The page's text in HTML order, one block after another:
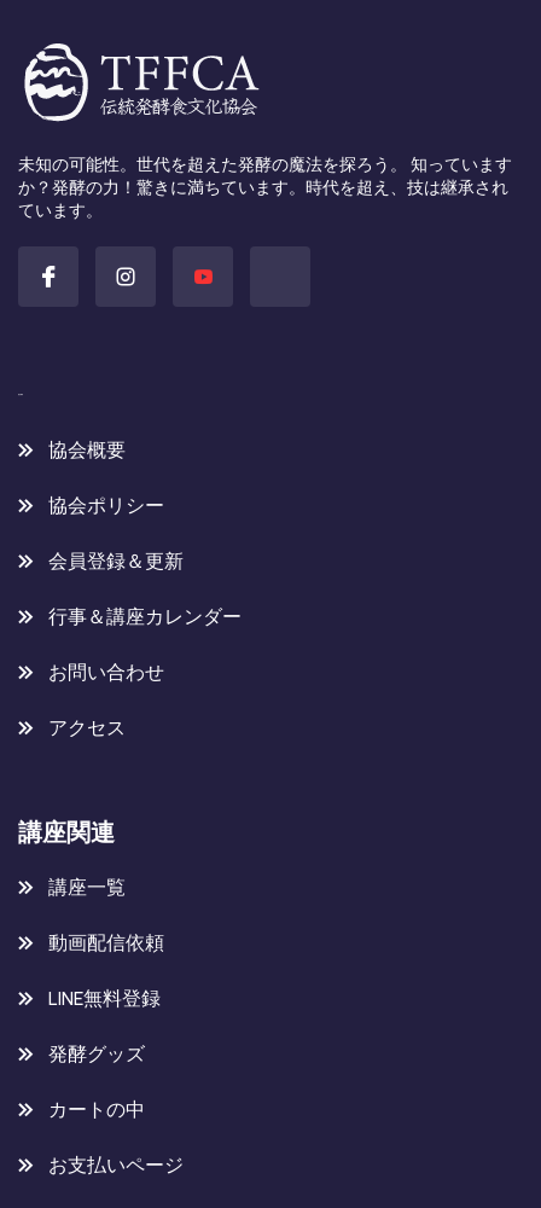
未知の可能性。世代を超えた発酵の魔法を探ろう。 知っています
か？発酵の力！驚きに満ちています。時代を超え、技は継承され
ています。
協会概要
協会ポリシー
会員登録＆更新
行事＆講座カレンダー
お問い合わせ
アクセス
講座関連
講座一覧
動画配信依頼
LINE無料登録
発酵グッズ
カートの中
お支払いページ